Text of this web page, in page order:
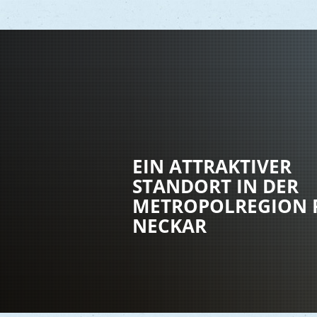
EIN ATTRAKTIVER
STANDORT IN DER
METROPOLREGION
NECKAR